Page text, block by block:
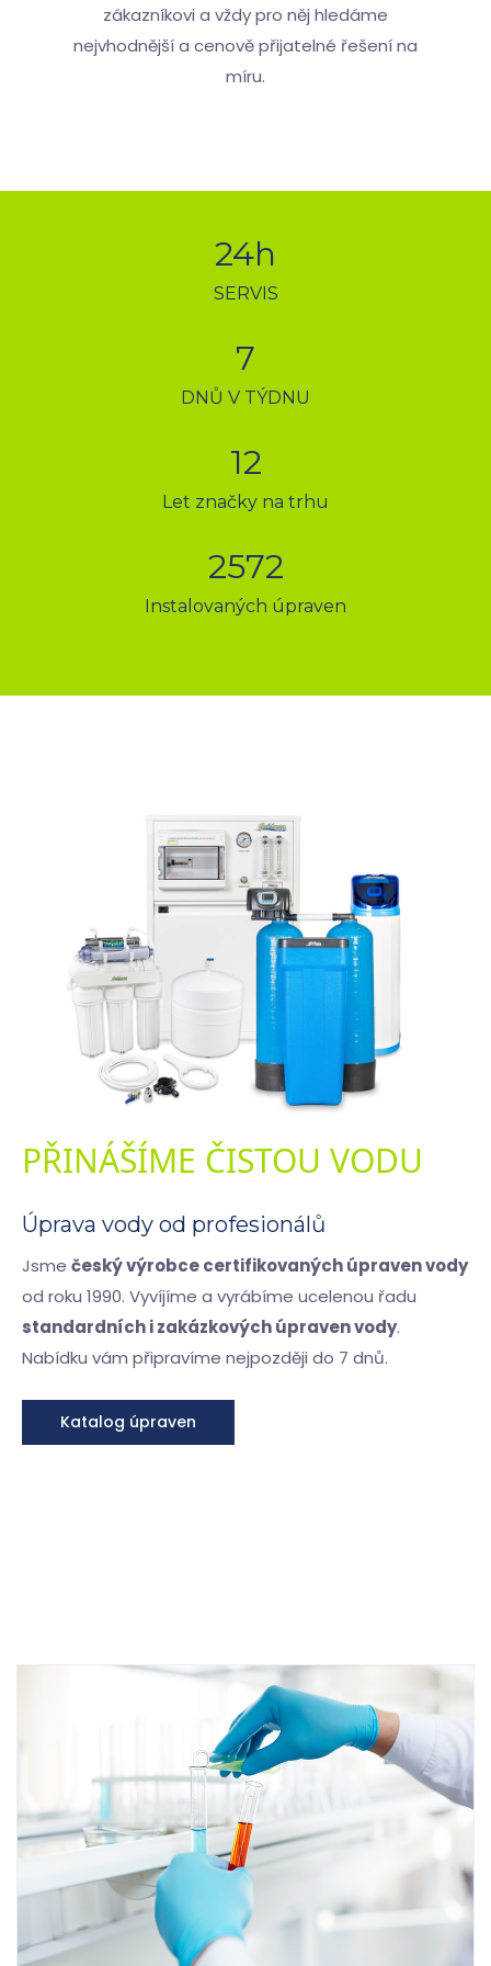
zákazníkovi a vždy pro něj hledáme
nejvhodnější a cenově přijatelné řešení na
míru.
24h
SERVIS
7
DNŮ V TÝDNU
12
Let značky na trhu
2572
Instalovaných úpraven
PŘINÁŠÍME ČISTOU VODU
Úprava vody od profesionálů
Jsme český výrobce certifikovaných úpraven vody
od roku 1990. Vyvíjíme a vyrábíme ucelenou řadu
standardních i zakázkových úpraven vody.
Nabídku vám připravíme nejpozději do 7 dnů.
Katalog úpraven